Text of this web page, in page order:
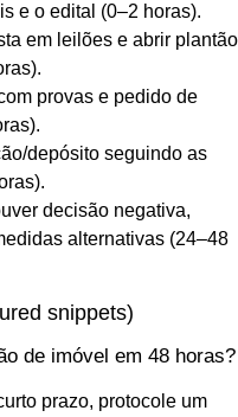
e o edital (0–2 horas).
em leilões e abrir plantão
provas e pedido de
depósito seguindo as
decisão negativa,
alternativas (24–48
snippets)
de imóvel em 48 horas?
prazo, protocole um